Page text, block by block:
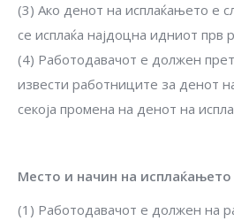
(3) Ако денот на исплаќањето е
се исплаќа најдоцна идниот прв
(4) Работодавачот е должен
извести работниците за денот
секоја промена на денот на
Место и начин на исплаќањето
(1) Работодавачот е должен на